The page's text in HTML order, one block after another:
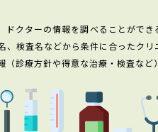
クターの情報を調べることができ
検査名などから条件に合ったクリ
診療方針や得意な治療・検査など